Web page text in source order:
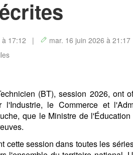
à 17:12 | mar. 16 juin 2026 à
(BT), session 2026, ont
le Commerce et
que le Ministre de
cette session dans toutes les